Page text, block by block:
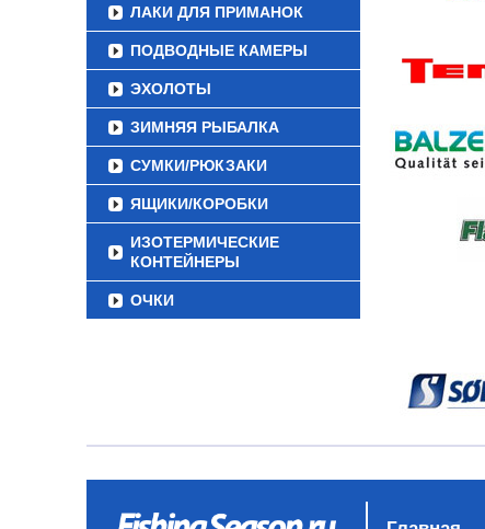
ЛАКИ ДЛЯ ПРИМАНОК
ПОДВОДНЫЕ КАМЕРЫ
ЭХОЛОТЫ
ЗИМНЯЯ РЫБАЛКА
СУМКИ/РЮКЗАКИ
ЯЩИКИ/КОРОБКИ
ИЗОТЕРМИЧЕСКИЕ
КОНТЕЙНЕРЫ
ОЧКИ